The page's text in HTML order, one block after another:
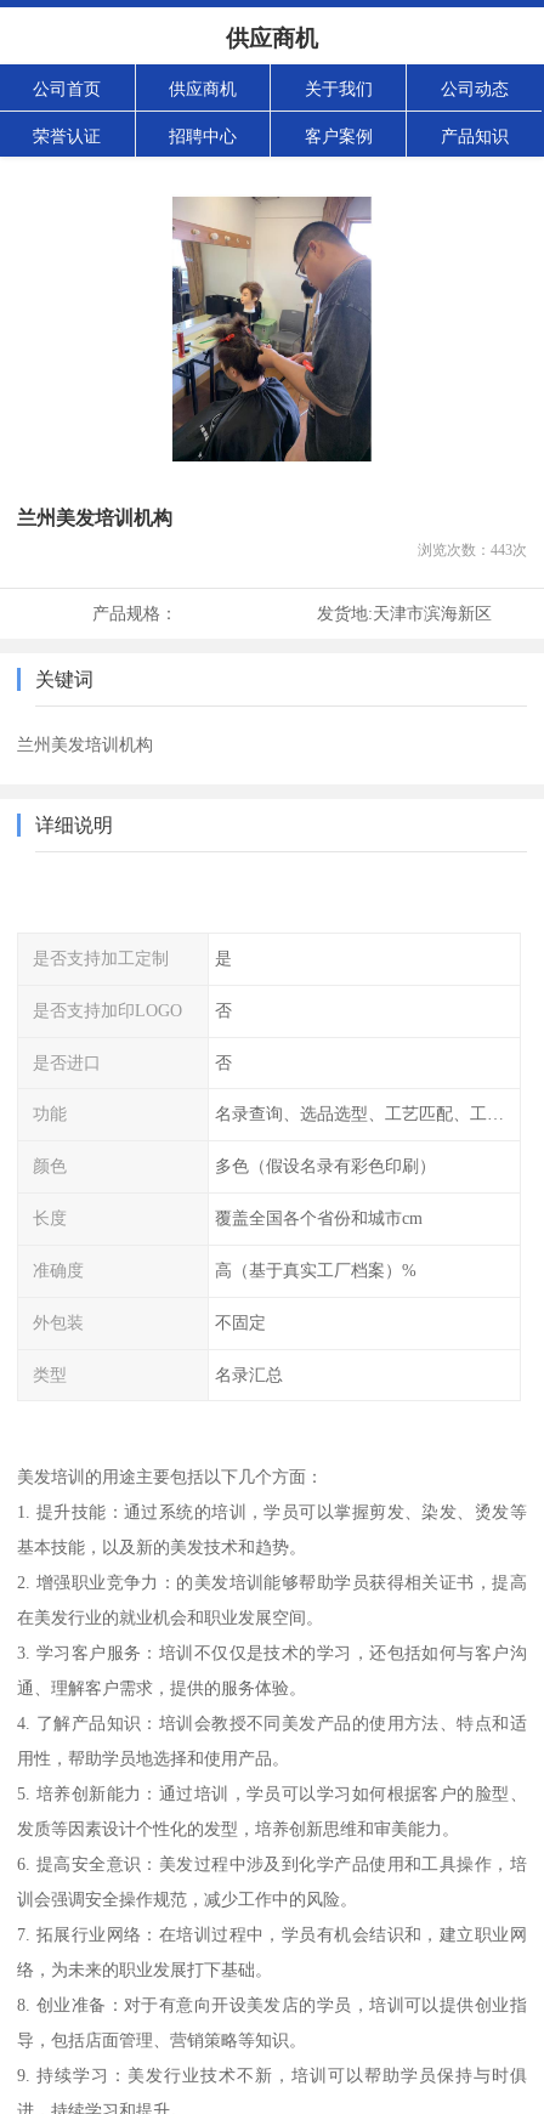
供应商机
公司首页 供应商机 关于我们 公司动态
荣誉认证 招聘中心 客户案例 产品知识
兰州美发培训机构
浏览次数： 443次
产品规格： 发货地:天津市滨海新区
关键词
兰州美发培训机构
详细说明
是否支持加工定制 是
是否支持加印LOGO 否
是否进口 否
功能 名录查询、选品选型、工艺匹配、工厂排名、价格统计、市场分析
颜色 多色（假设名录有彩色印刷）
长度 覆盖全国各个省份和城市cm
准确度 高（基于真实工厂档案）%
外包装 不固定
类型 名录汇总
美发培训的用途主要包括以下几个方面：
1. 提升技能：通过系统的培训，学员可以掌握剪发、染发、烫发等
基本技能，以及新的美发技术和趋势。
2. 增强职业竞争力：的美发培训能够帮助学员获得相关证书，提高
在美发行业的就业机会和职业发展空间。
3. 学习客户服务：培训不仅仅是技术的学习，还包括如何与客户沟
通、理解客户需求，提供的服务体验。
4. 了解产品知识：培训会教授不同美发产品的使用方法、特点和适
用性，帮助学员地选择和使用产品。
5. 培养创新能力：通过培训，学员可以学习如何根据客户的脸型、
发质等因素设计个性化的发型，培养创新思维和审美能力。
6. 提高安全意识：美发过程中涉及到化学产品使用和工具操作，培
训会强调安全操作规范，减少工作中的风险。
7. 拓展行业网络：在培训过程中，学员有机会结识和，建立职业网
络，为未来的职业发展打下基础。
8. 创业准备：对于有意向开设美发店的学员，培训可以提供创业指
导，包括店面管理、营销策略等知识。
9. 持续学习：美发行业技术不新，培训可以帮助学员保持与时俱